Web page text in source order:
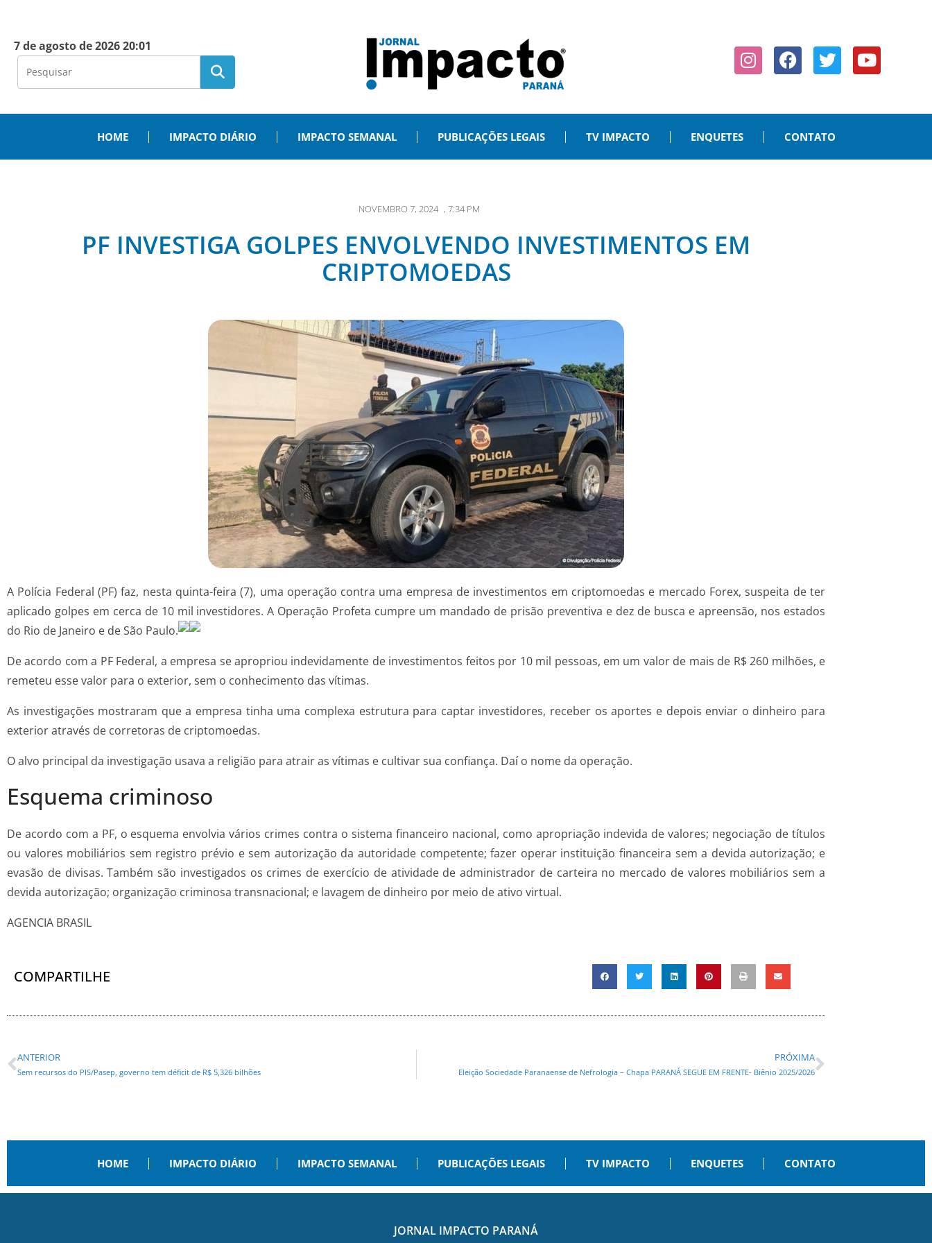
7 de agosto de 2026 20:01
HOME IMPACTO DIÁRIO IMPACTO SEMANAL PUBLICAÇÕES LEGAIS TV IMPACTO ENQUETES CONTATO
NOVEMBRO 7, 2024 , 7:34 PM
PF INVESTIGA GOLPES ENVOLVENDO INVESTIMENTOS EM
CRIPTOMOEDAS
A Polícia Federal (PF) faz, nesta quinta-feira (7), uma operação contra uma empresa de investimentos em criptomoedas e mercado Forex, suspeita de ter
aplicado golpes em cerca de 10 mil investidores. A Operação Profeta cumpre um mandado de prisão preventiva e dez de busca e apreensão, nos estados
do Rio de Janeiro e de São Paulo.
De acordo com a PF Federal, a empresa se apropriou indevidamente de investimentos feitos por 10 mil pessoas, em um valor de mais de R$ 260 milhões, e
remeteu esse valor para o exterior, sem o conhecimento das vítimas.
As investigações mostraram que a empresa tinha uma complexa estrutura para captar investidores, receber os aportes e depois enviar o dinheiro para
exterior através de corretoras de criptomoedas.
O alvo principal da investigação usava a religião para atrair as vítimas e cultivar sua confiança. Daí o nome da operação.
Esquema criminoso
De acordo com a PF, o esquema envolvia vários crimes contra o sistema financeiro nacional, como apropriação indevida de valores; negociação de títulos
ou valores mobiliários sem registro prévio e sem autorização da autoridade competente; fazer operar instituição financeira sem a devida autorização; e
evasão de divisas. Também são investigados os crimes de exercício de atividade de administrador de carteira no mercado de valores mobiliários sem a
devida autorização; organização criminosa transnacional; e lavagem de dinheiro por meio de ativo virtual.
AGENCIA BRASIL
COMPARTILHE
ANTERIOR
Sem recursos do PIS/Pasep, governo tem déficit de R$ 5,326 bilhões
PRÓXIMA
Eleição Sociedade Paranaense de Nefrologia – Chapa PARANÁ SEGUE EM FRENTE- Biênio 2025/2026
HOME IMPACTO DIÁRIO IMPACTO SEMANAL PUBLICAÇÕES LEGAIS TV IMPACTO ENQUETES CONTATO
JORNAL IMPACTO PARANÁ